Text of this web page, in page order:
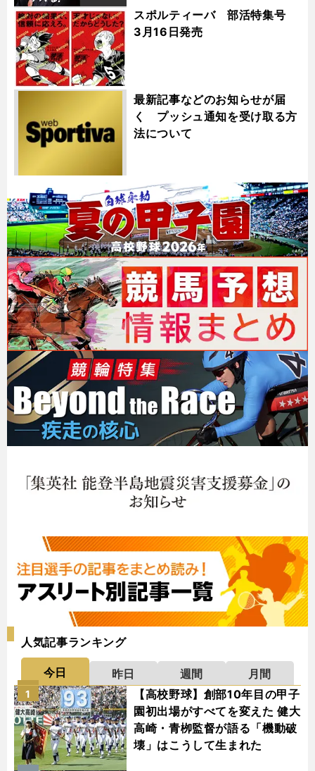
スポルティーバ 部活特集号
3月16日発売
最新記事などのお知らせが届
く プッシュ通知を受け取る方
法について
人気記事ランキング
今日 昨日 週間
月間
【高校野球】創部10年目の甲子
園初出場がすべてを変えた 健大
高崎・青栁監督が語る「機動破
壊」はこうして生まれた
1